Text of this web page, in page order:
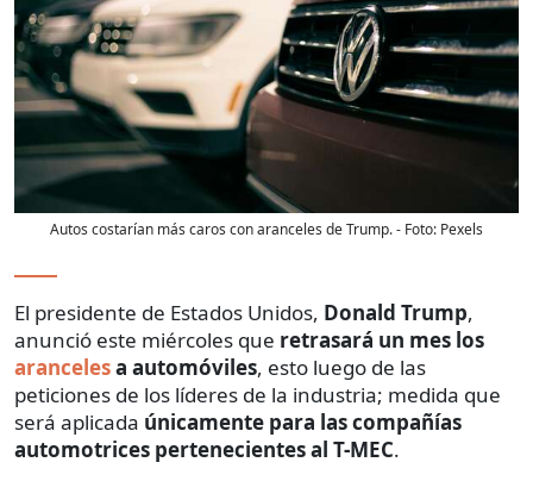
Autos costarían más caros con aranceles de Trump.- Foto: Pexels
El presidente de Estados Unidos, Donald Trump,
anunció este miércoles que retrasará un mes los
arancelesa automóviles, esto luego de las
peticiones de los líderes de la industria; medida que
será aplicada únicamente para las compañías
automotrices pertenecientes al T-MEC.